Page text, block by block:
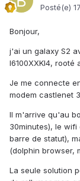
Posté(e)
Bonjour,
j'ai un galaxy S2
I6100XXKI4, rooté
Je me connecte
modem castlenet
Il m'arrive qu'au
30minutes), le
barre de statut),
(dolphin browser,
La seule solution